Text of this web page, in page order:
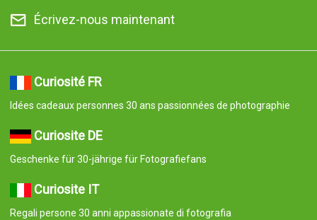
Écrivez-nous maintenant
Curiosité FR
Idées cadeaux personnes 30 ans passionnées de photographie
Curiosite DE
Geschenke für 30-jährige für Fotografiefans
Curiosite IT
Regali persone 30 anni appassionate di fotografia